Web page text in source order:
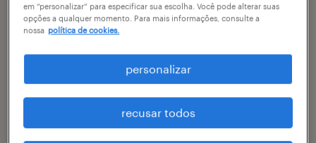
administrativo & secretariado
código da vaga
eTalent_JP-182576
em “personalizar” para especificar sua escolha. Você pode alterar suas
opções a qualquer momento. Para mais informações, consulte a
nossa política de cookies.
personalizar
recusar todos